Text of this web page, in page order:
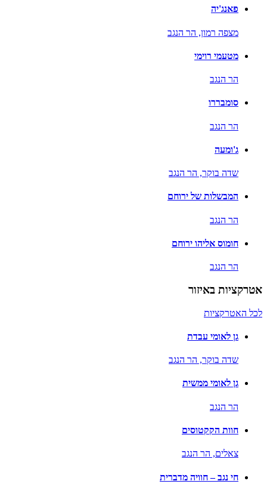
פאנג'יה
מצפה רמון, הר הנגב
מטעמי רוימי
הר הנגב
סומבררו
הר הנגב
ג'ומעה
שדה בוקר, הר הנגב
המבשלות של ירוחם
הר הנגב
חומוס אליהו ירוחם
הר הנגב
אטרקציות באיזור
לכל האטרקציות
גן לאומי עבדת
שדה בוקר, הר הנגב
גן לאומי ממשית
הר הנגב
חוות הקקטוסים
צאלים, הר הנגב
חי נגב – חוויה מדברית